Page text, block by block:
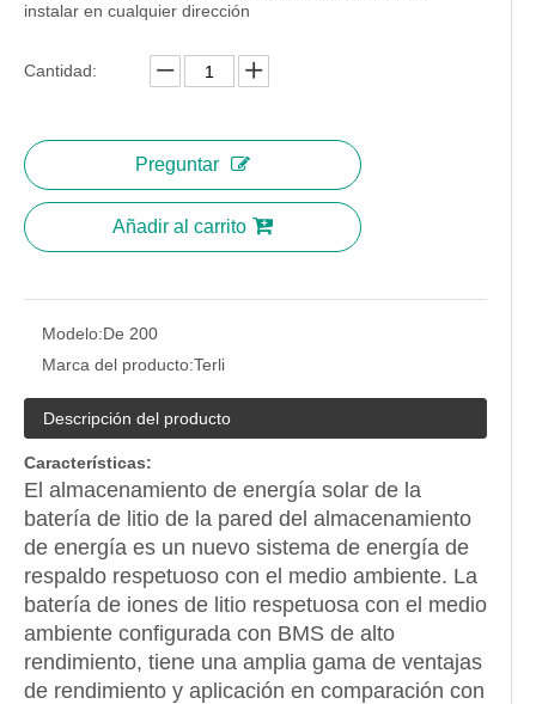
instalar en cualquier dirección
Cantidad:
Preguntar
Añadir al carrito
Modelo:De 200
Marca del producto:Terli
Descripción del producto
Características:
El almacenamiento de energía solar de la
batería de litio de la pared del almacenamiento
de energía es un nuevo sistema de energía de
respaldo respetuoso con el medio ambiente. La
batería de iones de litio respetuosa con el medio
ambiente configurada con BMS de alto
rendimiento, tiene una amplia gama de ventajas
de rendimiento y aplicación en comparación con